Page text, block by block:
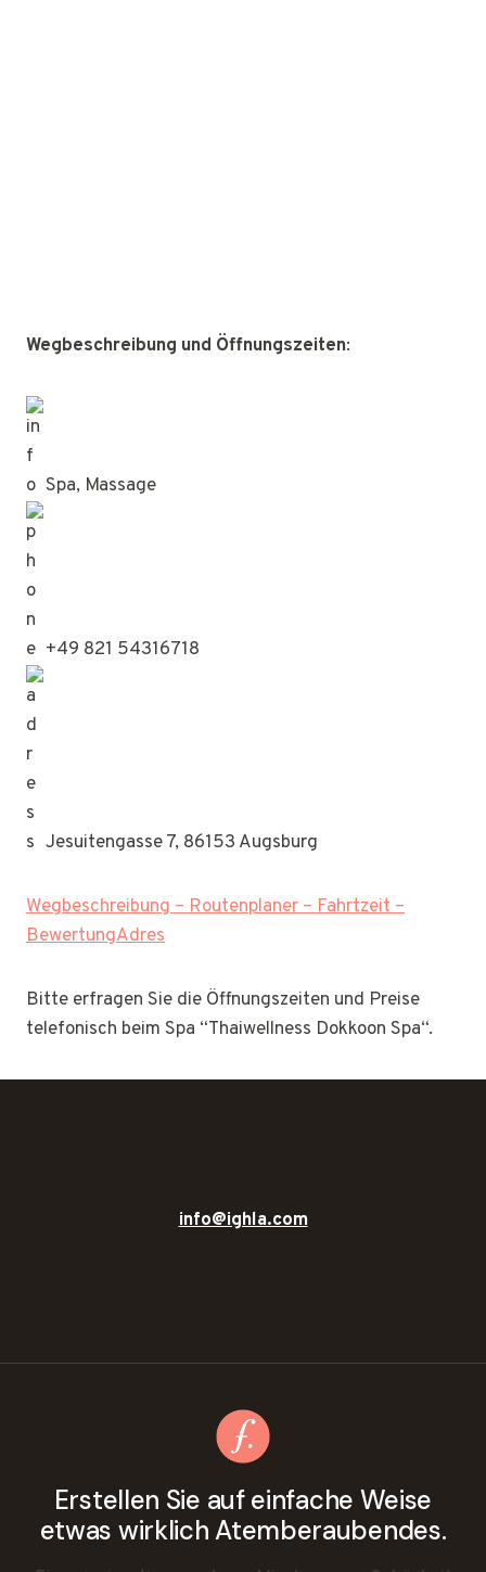
Wegbeschreibung und Öffnungszeiten:
Spa, Massage
+49 821 54316718
Jesuitengasse 7, 86153 Augsburg
Wegbeschreibung – Routenplaner – Fahrtzeit –
BewertungAdres
Bitte erfragen Sie die Öffnungszeiten und Preise
telefonisch beim Spa “Thaiwellness Dokkoon Spa“.
info@ighla.com
Erstellen Sie auf einfache Weise
etwas wirklich Atemberaubendes.